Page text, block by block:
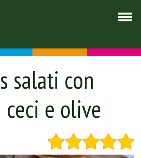
salati con
e olive